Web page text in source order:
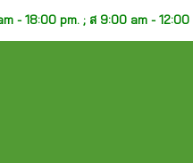
- 18:00 pm. ;ส 9:00 am - 12:00